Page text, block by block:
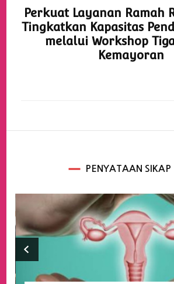
Perkuat Layanan Ramah
Tingkatkan Kapasitas
melalui Workshop
Kemayoran
PENYATAAN SIKAP